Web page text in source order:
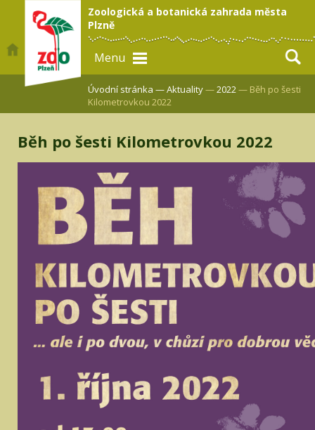
Zoologická a botanická zahrada města
Plzně
Menu
Úvodní stránka —Aktuality—2022— Běh po šesti
Kilometrovkou 2022
Běh po šesti Kilometrovkou 2022